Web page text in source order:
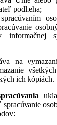
podlieha;
informačnej
na
ich kópiách.